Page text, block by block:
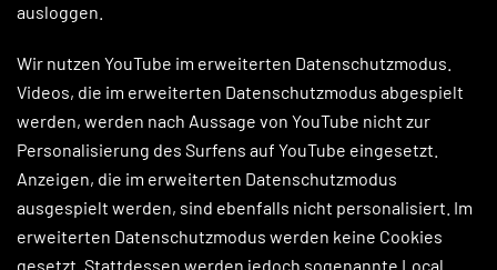
ausloggen.
Wir nutzen YouTube im erweiterten Datenschutzmodus.
Videos, die im erweiterten Datenschutzmodus abgespielt
werden, werden nach Aussage von YouTube nicht zur
Personalisierung des Surfens auf YouTube eingesetzt.
Anzeigen, die im erweiterten Datenschutzmodus
ausgespielt werden, sind ebenfalls nicht personalisiert. Im
erweiterten Datenschutzmodus werden keine Cookies
gesetzt. Stattdessen werden jedoch sogenannte Local